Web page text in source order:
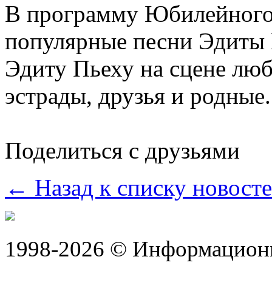
В программу
популярные песни
Эдиту Пьеху на сцене
эстрады, друзья и родные.
Поделиться с друзьями
← Назад к списку
1998-2026 ©